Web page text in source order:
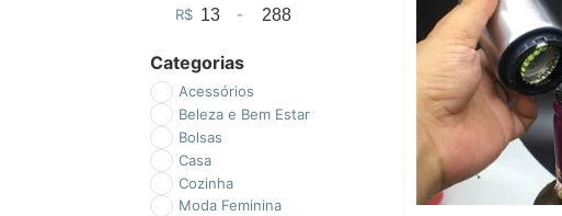
R$ Minimum Price
-Maximum Price
Categorias
Acessórios
Beleza e Bem Estar
Bolsas
Casa
Cozinha
Moda Feminina